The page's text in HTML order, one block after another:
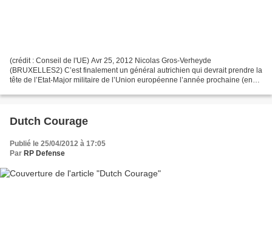
(crédit : Conseil de l'UE) Avr 25, 2012 Nicolas Gros-Verheyde
(BRUXELLES2) C’est finalement un général autrichien qui devrait prendre la
tête de l’Etat-Major militaire de l’Union européenne l’année prochaine (en
Dutch Courage
Publié le 25/04/2012 à 17:05
Par RP Defense